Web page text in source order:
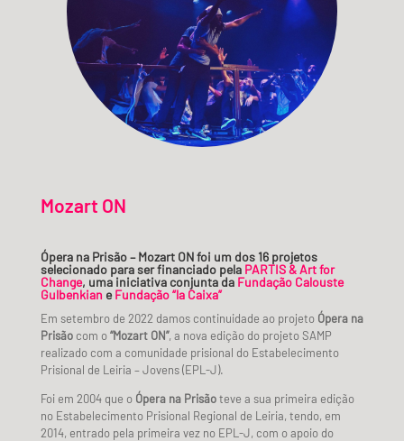
Mozart ON
Ópera na Prisão – Mozart ON foi um dos 16 projetos
selecionado para ser financiado pela PARTIS & Art for
Change, uma iniciativa conjunta da Fundação Calouste
Gulbenkian eFundação “la Caixa”
Em setembro de 2022 damos continuidade ao projeto Ópera na
Prisãocom o“Mozart ON”, a nova edição do projeto SAMP
realizado com a comunidade prisional do Estabelecimento
Prisional de Leiria – Jovens (EPL-J).
Foi em 2004 que o Ópera na Prisãoteve a sua primeira edição
no Estabelecimento Prisional Regional de Leiria, tendo, em
2014, entrado pela primeira vez no EPL-J, com o apoio do